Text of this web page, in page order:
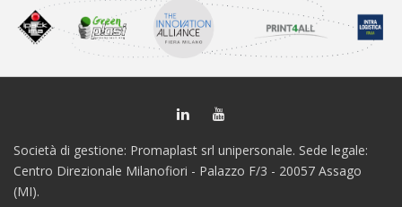
Società di gestione: Promaplast srl unipersonale. Sede legale:
Centro Direzionale Milanofiori - Palazzo F/3 - 20057 Assago
(MI).